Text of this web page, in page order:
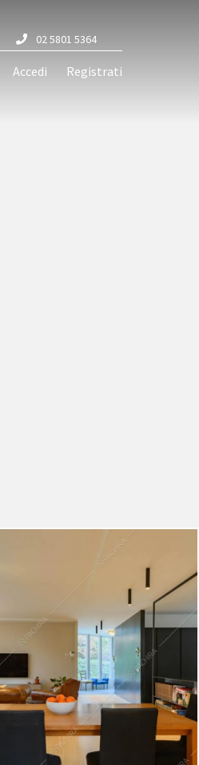
02 5801 5364
Accedi Registrati